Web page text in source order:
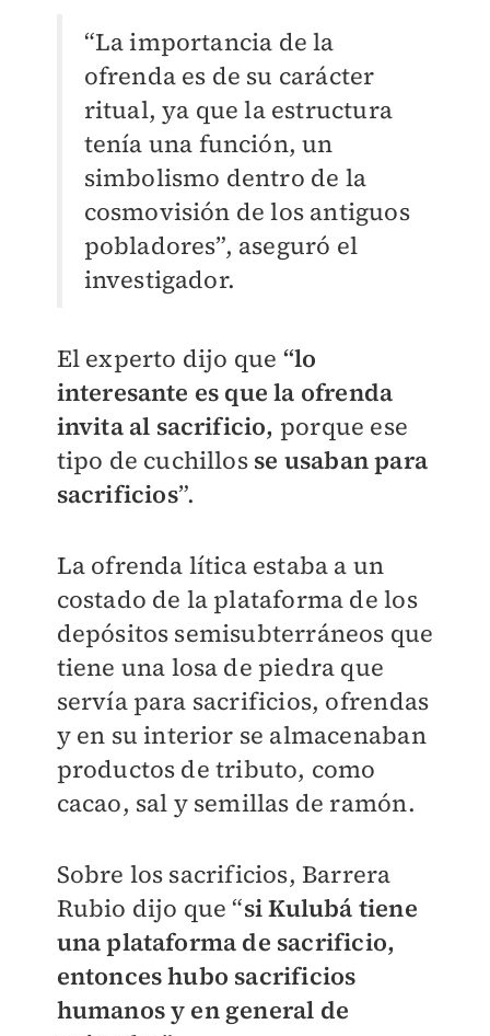
“La importancia de la
ofrenda es de su carácter
ritual, ya que la estructura
tenía una función, un
simbolismo dentro de la
cosmovisión de los antiguos
pobladores”, aseguró el
investigador.
El experto dijo que “lo
interesante es que la ofrenda
invita al sacrificio, porque ese
tipo de cuchillosse usaban para
sacrificios”.
La ofrenda lítica estaba a un
costado de la plataforma de los
depósitos semisubterráneos que
tiene una losa de piedra que
servía para sacrificios, ofrendas
y en su interior se almacenaban
productos de tributo, como
cacao, sal y semillas de ramón.
Sobre los sacrificios, Barrera
Rubio dijo que “si Kulubá tiene
una plataforma de sacrificio,
entonces hubo sacrificios
humanos y en general de